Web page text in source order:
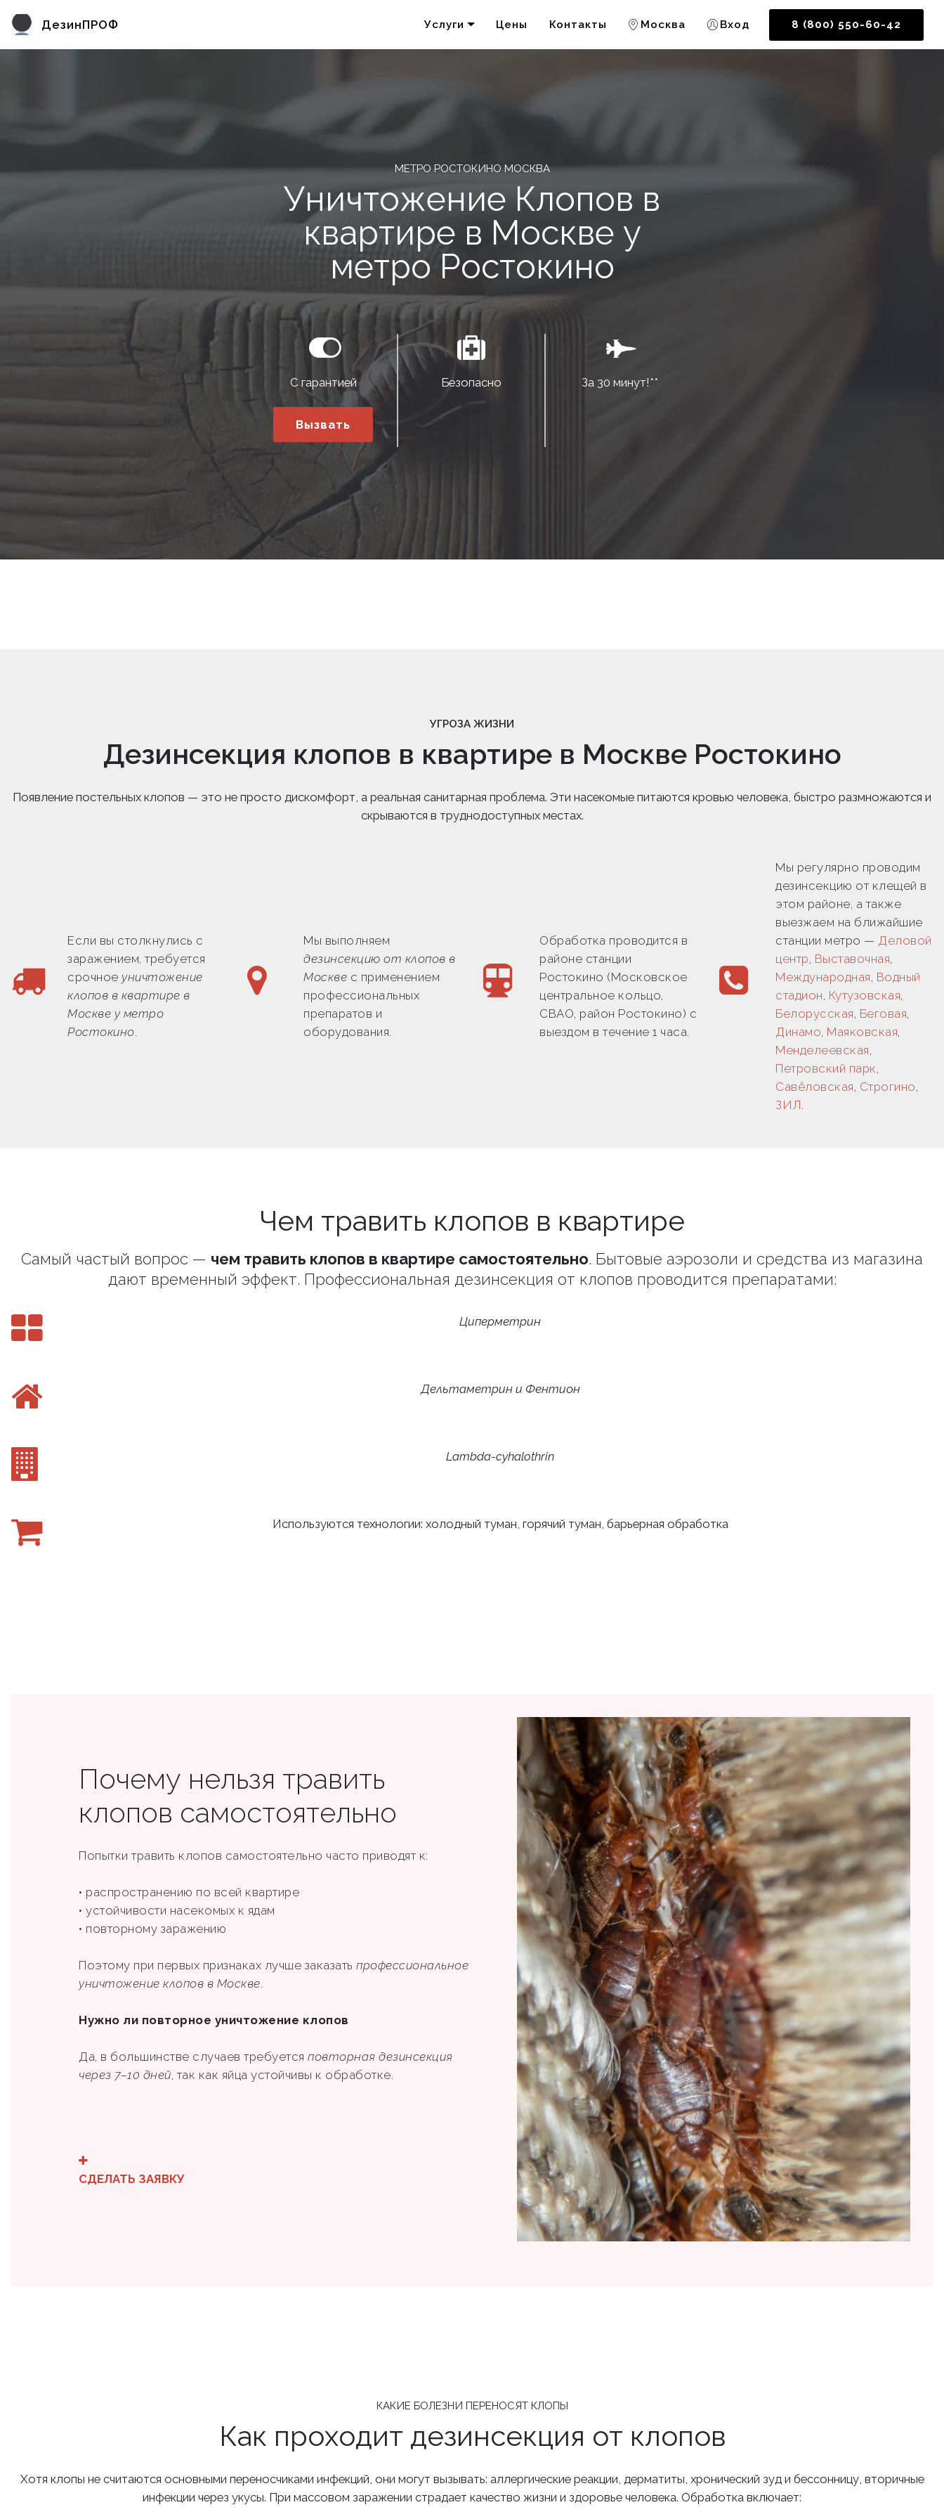
ДезинПРОФ Услуги Цены Контакты Москва Вход 8 (800) 550-60-42
МЕТРО РОСТОКИНО МОСКВА
Уничтожение Клопов в
квартире в Москве у
метро Ростокино
С гарантией
Вызвать
Безопасно За 30 минут!**
УГРОЗА ЖИЗНИ
Дезинсекция клопов в квартире в Москве Ростокино
Появление постельных клопов — это не просто дискомфорт, а реальная санитарная проблема. Эти насекомые питаются кровью человека, быстро размножаются и
скрываются в труднодоступных местах.
Если вы столкнулись с
заражением, требуется
срочное уничтожение
клопов в квартире в
Москве у метро
Ростокино.
Мы выполняем
дезинсекцию от клопов в
Москве с применением
профессиональных
препаратов и
оборудования.
Обработка проводится в
районе станции
Ростокино (Московское
центральное кольцо,
СВАО, район Ростокино) с
выездом в течение 1 часа.
Мы регулярно проводим
дезинсекцию от клещей в
этом районе, а также
выезжаем на ближайшие
станции метро — Деловой
центр, Выставочная,
Международная, Водный
стадион, Кутузовская,
Белорусская, Беговая,
Динамо, Маяковская,
Менделеевская,
Петровский парк,
Савёловская, Строгино,
ЗИЛ.
Чем травить клопов в квартире
Самый частый вопрос — чем травить клопов в квартире самостоятельно. Бытовые аэрозоли и средства из магазина
дают временный эффект. Профессиональная дезинсекция от клопов проводится препаратами:
Циперметрин
Дельтаметрин и Фентион
Lambda-cyhalothrin
Используются технологии: холодный туман, горячий туман, барьерная обработка
Почему нельзя травить
клопов самостоятельно
Попытки травить клопов самостоятельно часто приводят к:
• распространению по всей квартире
• устойчивости насекомых к ядам
• повторному заражению
Поэтому при первых признаках лучше заказать профессиональное
уничтожение клопов в Москве.
Нужно ли повторное уничтожение клопов
Да, в большинстве случаев требуется повторная дезинсекция
через 7–10 дней, так как яйца устойчивы к обработке.
СДЕЛАТЬ ЗАЯВКУ
КАКИЕ БОЛЕЗНИ ПЕРЕНОСЯТ КЛОПЫ
Как проходит дезинсекция от клопов
Хотя клопы не считаются основными переносчиками инфекций, они могут вызывать: аллергические реакции, дерматиты, хронический зуд и бессонницу, вторичные
инфекции через укусы. При массовом заражении страдает качество жизни и здоровье человека. Обработка включает: